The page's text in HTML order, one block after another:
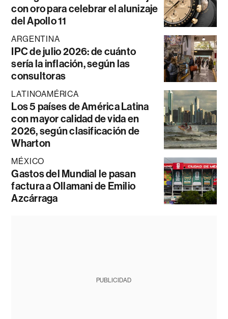
con oro para celebrar el alunizaje
del Apollo 11
ARGENTINA
IPC de julio 2026: de cuánto
sería la inflación, según las
consultoras
LATINOAMÉRICA
Los 5 países de América Latina
con mayor calidad de vida en
2026, según clasificación de
Wharton
MÉXICO
Gastos del Mundial le pasan
factura a Ollamani de Emilio
Azcárraga
PUBLICIDAD